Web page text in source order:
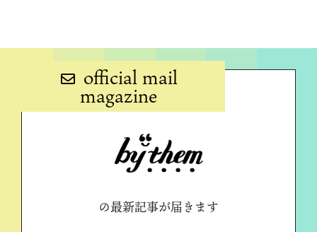
official mail
magazine
の最新記事が届きます